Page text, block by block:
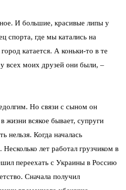
И большие, красивые липы у
спорта, где мы катались на
катается. А коньки-то в те
всех моих друзей они были, –
Но связи с сыном он
жизни всякое бывает, супруги
нельзя. Когда началась
лет работал грузчиком в
переехать с Украины в Россию
Сначала получил